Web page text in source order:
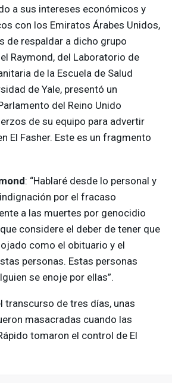
a sus intereses económicos y
con los Emiratos Árabes Unidos,
de respaldar a dicho grupo
Raymond, del Laboratorio de
de la Escuela de Salud
de Yale, presentó un
del Reino Unido
de su equipo para advertir
El Fasher. Este es un fragmento
: “Hablaré desde lo personal y
por el fracaso
a las muertes por genocidio
considere el deber de tener que
como el obituario y el
personas. Estas personas
se enoje por ellas”.
transcurso de tres días, unas
masacradas cuando las
tomaron el control de El